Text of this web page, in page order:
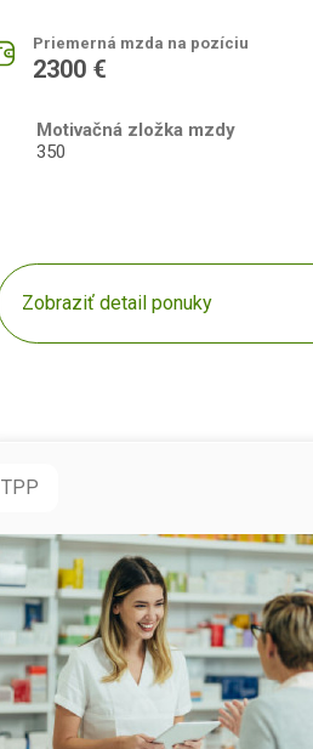
Priemerná mzda na pozíciu
2300 €
Motivačná zložka mzdy
350
Zobraziť detail ponuky
TPP